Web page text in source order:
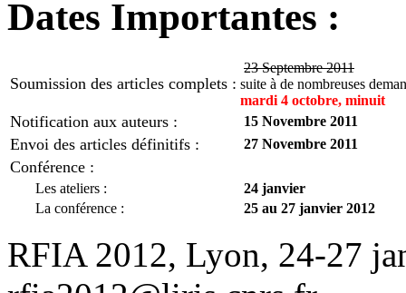
Dates Importantes :
Soumission des articles complets :
23 Septembre 2011
suite à de nombreuses
mardi 4 octobre, minuit
Notification aux auteurs : 15 Novembre 2011
Envoi des articles définitifs : 27 Novembre 2011
Conférence :
Les ateliers :
24 janvier
La conférence :
25 au 27 janvier 2012
RFIA 2012, Lyon, 24-27